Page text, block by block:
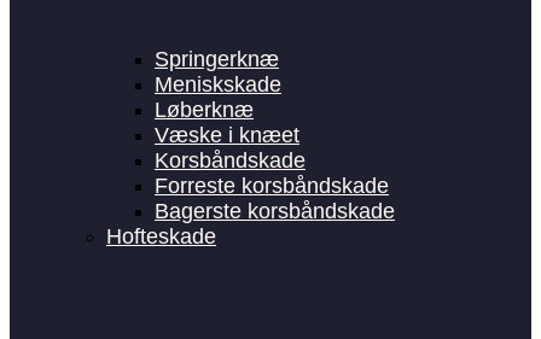
Springerknæ
Meniskskade
Løberknæ
Væske i knæet
Korsbåndskade
Forreste korsbåndskade
Bagerste korsbåndskade
Hofteskade